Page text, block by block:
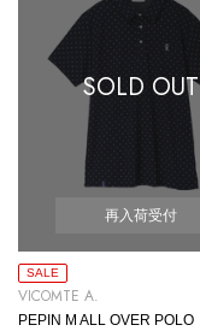
SOLD OUT
再入荷受付
SALE
VICOMTE A.
PEPIN M ALL OVER POLO